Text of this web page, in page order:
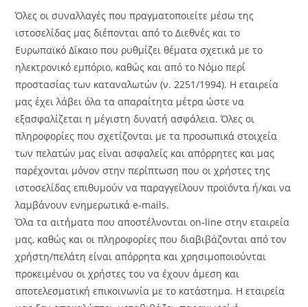
Όλες οι συναλλαγές που πραγματοποιείτε μέσω της
ιστοσελίδας μας διέπονται από το Διεθνές και το
Ευρωπαϊκό Δίκαιο που ρυθμίζει θέματα σχετικά με το
ηλεκτρονικό εμπόριο, καθώς και από το Νόμο περί
προστασίας των καταναλωτών (ν. 2251/1994). Η εταιρεία
μας έχει λάβει όλα τα απαραίτητα μέτρα ώστε να
εξασφαλίζεται η μέγιστη δυνατή ασφάλεια. Όλες οι
πληροφορίες που σχετίζονται με τα προσωπικά στοιχεία
των πελατών μας είναι ασφαλείς και απόρρητες και μας
παρέχονται μόνον στην περίπτωση που οι χρήστες της
ιστοσελίδας επιθυμούν να παραγγείλουν προϊόντα ή/και να
λαμβάνουν ενημερωτικά e-mails.
Όλα τα αιτήματα που αποστέλνονται on-line στην εταιρεία
μας, καθώς και οι πληροφορίες που διαβιβάζονται από τον
χρήστη/πελάτη είναι απόρρητα και χρησιμοποιούνται
προκειμένου οι χρήστες του να έχουν άμεση και
αποτελεσματική επικοινωνία με το κατάστημα. Η εταιρεία